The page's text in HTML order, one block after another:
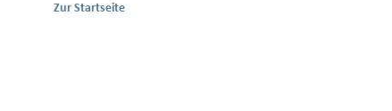
Zur Startseite